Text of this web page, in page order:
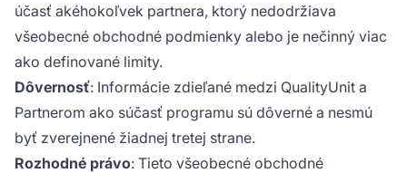
účasť akéhokoľvek partnera, ktorý nedodržiava
všeobecné obchodné podmienky alebo je nečinný viac
ako definované limity.
Dôvernosť: Informácie zdieľané medzi QualityUnit a
Partnerom ako súčasť programu sú dôverné a nesmú
byť zverejnené žiadnej tretej strane.
Rozhodné právo: Tieto všeobecné obchodné